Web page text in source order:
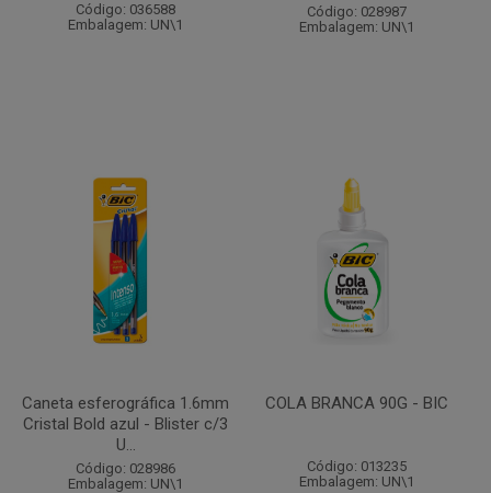
Código: 036588
Embalagem: UN\1
Código: 028987
Embalagem: UN\1
Caneta esferográfica 1.6mm
Cristal Bold azul - Blister c/3
U...
Código: 028986
Embalagem: UN\1
COLA BRANCA 90G - BIC
Código: 013235
Embalagem: UN\1